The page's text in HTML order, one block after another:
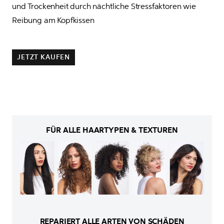
und Trockenheit durch nächtliche Stressfaktoren wie
Reibung am Kopfkissen
JETZT KAUFEN
FÜR ALLE HAARTYPEN & TEXTUREN
REPARIERT ALLE ARTEN VON SCHÄDEN